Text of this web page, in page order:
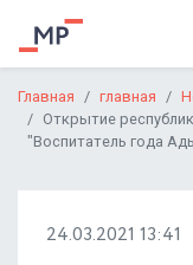
Главная главная
Открытие
"Воспитатель года
24.03.2021 13:41